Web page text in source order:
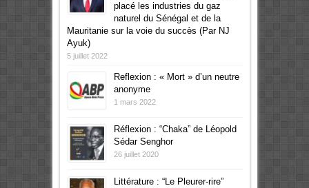
placé les industries du gaz
naturel du Sénégal et de la
Mauritanie sur la voie du succès (Par NJ
Ayuk)
5 juillet 2022
Reflexion : « Mort » d’un neutre
anonyme
1 mars 2022
Réflexion : “Chaka” de Léopold
Sédar Senghor
26 juillet 2020
Littérature : “Le Pleurer-rire”